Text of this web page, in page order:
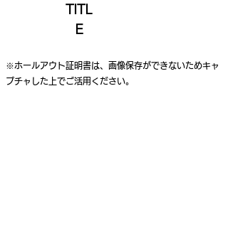
TITL
E
※ホールアウト証明書は、画像保存ができないためキャ
プチャした上でご活用ください。